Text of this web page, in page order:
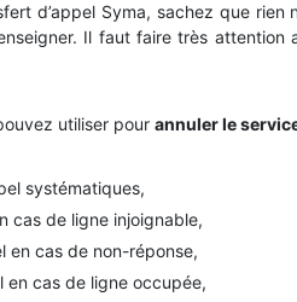
d’appel Syma, sachez que
Il faut faire très attention
utiliser pourannuler le
systématiques,
cas de ligne injoignable,
en cas de non-réponse,
en cas de ligne occupée,